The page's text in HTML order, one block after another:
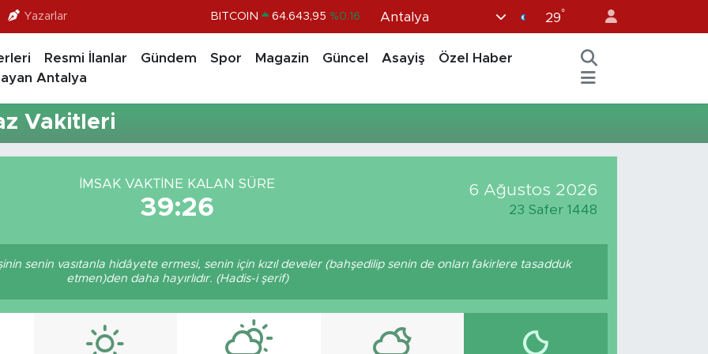
Yazarlar BITCOIN 64.643,95 %0.16
STERLİN 64,2398 %0.2
BİST100 13.799 %70
Antalya 29°
Resmi İlanlar Gündem Spor Magazin Güncel Asayiş
Özel Haber
Antalya
Vakitleri
İMSAK VAKTINE KALAN SÜRE
39:26
6 Ağustos 2026
23 Safer 1448
senin vasıtanla hidâyete ermesi, senin için kızıl develer (bahşedilip senin de onları fakirlere tasadduk
etmen)den daha hayırlıdır. (Hadis-i şerif)